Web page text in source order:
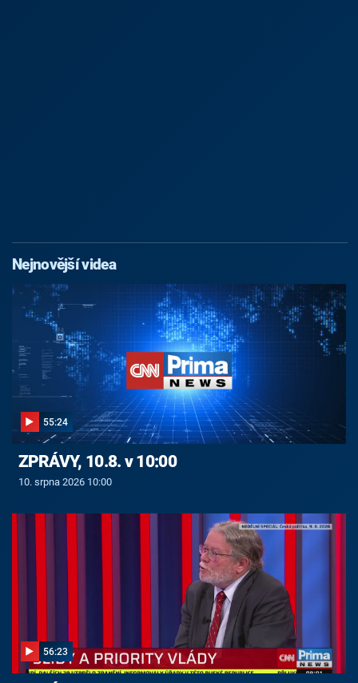
Nejnovější videa
55:24
ZPRÁVY, 10.8. v 10:00
10. srpna 2026 10:00
56:23